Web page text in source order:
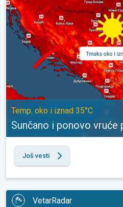
Temp. oko i iznad 35°C
Sunčano i ponovo
Još vesti
VetarRadar